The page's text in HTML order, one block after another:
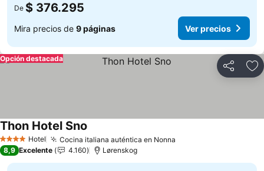
De $ 376.295
Mira precios de 9 páginas Ver precios
Compartir
Opción destacada
4 EstrellasHotel Cocina italiana auténtica en Nonna
Thon Hotel Sno
8,9 Excelente 4.160 Lørenskog